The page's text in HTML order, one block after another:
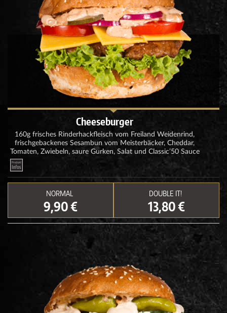
Cheeseburger
160g frisches Rinderhackfleisch vom Freiland Weidenrind,
frischgebackenes Sesambun vom Meisterbäcker, Cheddar,
Tomaten, Zwiebeln, saure Gurken, Salat und Classic’50 Sauce
NORMAL
9,90 €
DOUBLE IT!
13,80 €